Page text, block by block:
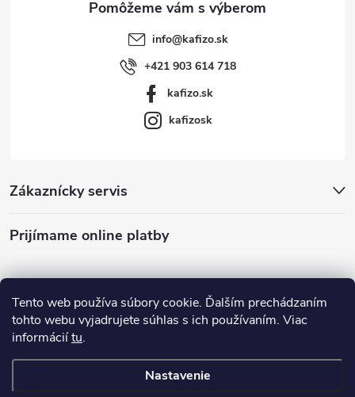
Tento web používa súbory cookie. Ďalším prechádzaním
tohto webu vyjadrujete súhlas s ich používaním. Viac
informáciítu.
Nastavenie
Zákaznícky servis
Prijímame online platby
info@kafizo.sk
+421 903 614 718
kafizo.sk
kafizosk